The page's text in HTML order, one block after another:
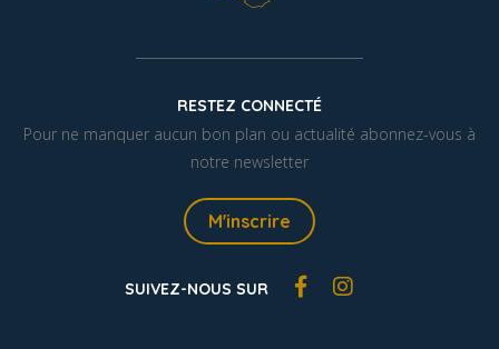
RESTEZ CONNECTÉ
Pour ne manquer aucun bon plan ou actualité abonnez-vous à
notre newsletter
M'inscrire
SUIVEZ-NOUS SUR